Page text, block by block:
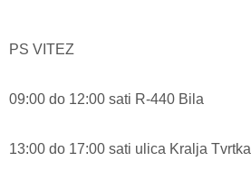
PS VITEZ
09:00 do 12:00 sati R-440 Bila
13:00 do 17:00 sati ulica Kralja Tvrtka